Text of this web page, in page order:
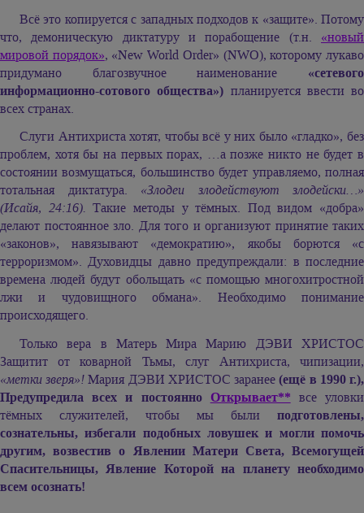
Всё это копируется с западных подходов к «защите». Потому
что, демоническую диктатуру и порабощение (т.н. «новый
мировой порядок», «New World Order» (NWO), которому лукаво
придумано благозвучное наименование «сетевого
информационно-сотового общества») планируется ввести во
всех странах.
Слуги Антихриста хотят, чтобы всё у них было «гладко», без
проблем, хотя бы на первых порах, …а позже никто не будет в
состоянии возмущаться, большинство будет управляемо, полная
тотальная диктатура. «Злодеи злодействуют злодейски…»
(Исайя, 24:16). Такие методы у тёмных. Под видом «добра»
делают постоянное зло. Для того и организуют принятие таких
«законов», навязывают «демократию», якобы борются «с
терроризмом». Духовидцы давно предупреждали: в последние
времена людей будут обольщать «с помощью многохитростной
лжи и чудовищного обмана». Необходимо понимание
происходящего.
Только вера в Матерь МираМарию ДЭВИ ХРИСТОС
Защитит от коварной Тьмы, слуг Антихриста, чипизации,
«метки зверя»! Мария ДЭВИ ХРИСТОС заранее(ещё в 1990 г.),
Предупредила всех и постоянно Открывает** все уловки
тёмных служителей, чтобы мы были подготовлены,
сознательны, избегали подобных ловушек и могли помочь
другим, возвестив о Явлении Матери Света, Всемогущей
Спасительницы, Явление Которой на планету необходимо
всем осознать!